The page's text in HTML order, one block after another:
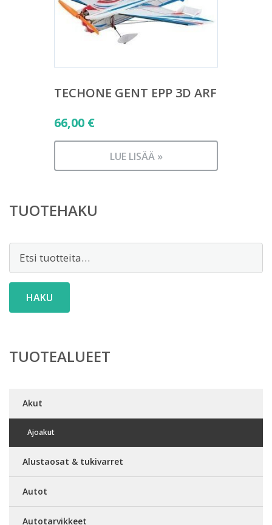
TECHONE GENT EPP 3D ARF
66,00 €
LUE LISÄÄ »
TUOTEHAKU
Etsi:
HAKU
TUOTEALUEET
Akut
Ajoakut
Alustaosat & tukivarret
Autot
Autotarvikkeet